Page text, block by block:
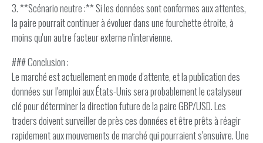
3. **Scénario neutre :** Si les données sont conformes aux attentes,
la paire pourrait continuer à évoluer dans une fourchette étroite, à
moins qu'un autre facteur externe n'intervienne.
### Conclusion :
Le marché est actuellement en mode d'attente, et la publication des
données sur l'emploi aux États-Unis sera probablement le catalyseur
clé pour déterminer la direction future de la paire GBP/USD. Les
traders doivent surveiller de près ces données et être prêts à réagir
rapidement aux mouvements de marché qui pourraient s'ensuivre. Une